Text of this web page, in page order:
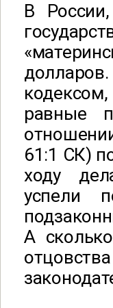
В
равные
61:1 СК)
ходу
успели
А